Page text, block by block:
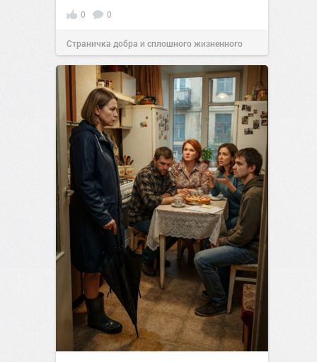
0 0
Страничка добра и сплошного жизненного
позитива!00:2907 авг 2026